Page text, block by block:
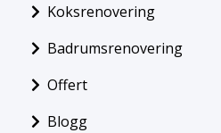
Koksrenovering
Badrumsrenovering
Offert
Blogg